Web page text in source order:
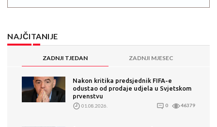
NAJČITANIJE
ZADNJI TJEDAN ZADNJI MJESEC
Nakon kritika predsjednik FIFA-e
odustao od prodaje udjela u Svjetskom
prvenstvu
01.08.2026. 0 46379